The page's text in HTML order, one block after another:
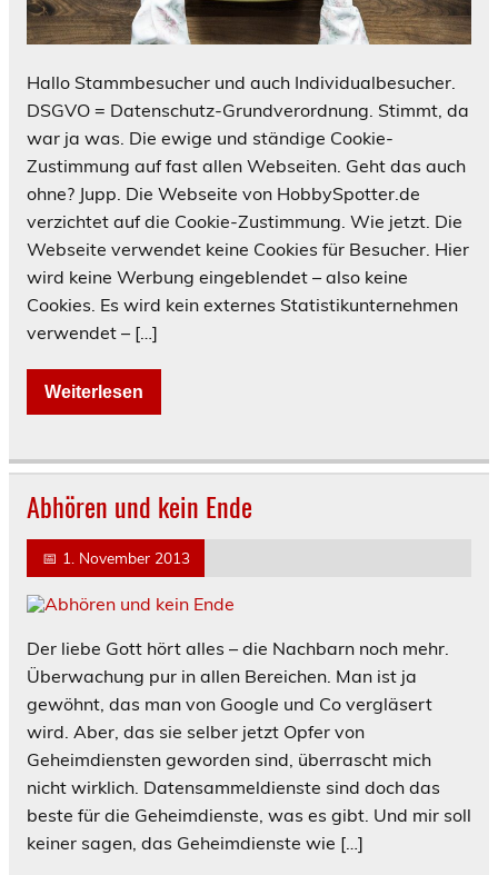
Hallo Stammbesucher und auch Individualbesucher.
DSGVO = Datenschutz-Grundverordnung. Stimmt, da
war ja was. Die ewige und ständige Cookie-
Zustimmung auf fast allen Webseiten. Geht das auch
ohne? Jupp. Die Webseite von HobbySpotter.de
verzichtet auf die Cookie-Zustimmung. Wie jetzt. Die
Webseite verwendet keine Cookies für Besucher. Hier
wird keine Werbung eingeblendet – also keine
Cookies. Es wird kein externes Statistikunternehmen
verwendet – […]
Weiterlesen
Abhören und kein Ende
📅 1. November 2013
Der liebe Gott hört alles – die Nachbarn noch mehr.
Überwachung pur in allen Bereichen. Man ist ja
gewöhnt, das man von Google und Co vergläsert
wird. Aber, das sie selber jetzt Opfer von
Geheimdiensten geworden sind, überrascht mich
nicht wirklich. Datensammeldienste sind doch das
beste für die Geheimdienste, was es gibt. Und mir soll
keiner sagen, das Geheimdienste wie […]